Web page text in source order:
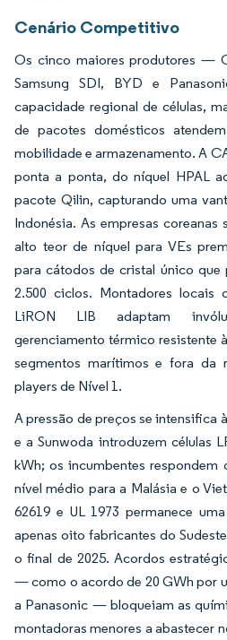
Cenário Competitivo
Os cinco maiores produtores —
Samsung SDI, BYD e
capacidade regional de células,
de pacotes domésticos
mobilidade e armazenamento. A
ponta a ponta, do níquel HPAL
pacote Qilin, capturando uma
Indonésia. As empresas
alto teor de níquel para VEs
para cátodos de cristal único que
2.500 ciclos. Montadores locais
LiRON LIB adaptam
gerenciamento térmico resistente
segmentos marítimos e fora da
players de Nível 1.
A pressão de preços se intensifica
e a Sunwoda introduzem células
kWh; os incumbentes respondem
nível médio para a Malásia e o
62619 e UL 1973 permanece
apenas oito fabricantes do
o final de 2025. Acordos
— como o acordo de 20 GWh por
a Panasonic — bloqueiam as
montadoras menores a abastecer